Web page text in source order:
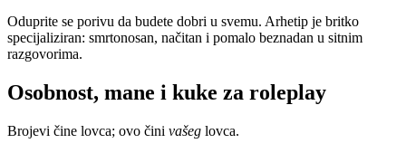
Oduprite se porivu da budete dobri u svemu. Arhetip je britko
specijaliziran: smrtonosan, načitan i pomalo beznadan u sitnim
razgovorima.
Osobnost, mane i kuke za roleplay
Brojevi čine lovca; ovo čini vašeg lovca.